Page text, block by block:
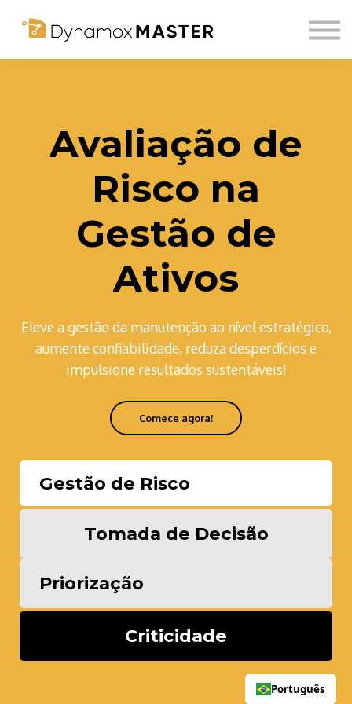
Comunidade
Avaliação de
Risco na
Gestão de
Ativos
Eleve a gestão da manutenção ao nível estratégico,
aumente confiabilidade, reduza desperdícios e
impulsione resultados sustentáveis!
Comece agora!
Gestão de Risco
Tomada de Decisão
Priorização
Criticidade
Português